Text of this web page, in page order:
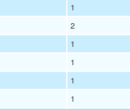
1
2
1
1
1
1